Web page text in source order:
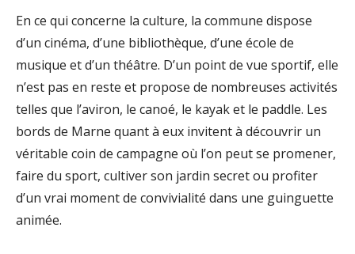
En ce qui concerne la culture, la commune dispose
d’un cinéma, d’une bibliothèque, d’une école de
musique et d’un théâtre. D’un point de vue sportif, elle
n’est pas en reste et propose de nombreuses activités
telles que l’aviron, le canoé, le kayak et le paddle. Les
bords de Marne quant à eux invitent à découvrir un
véritable coin de campagne où l’on peut se promener,
faire du sport, cultiver son jardin secret ou profiter
d’un vrai moment de convivialité dans une guinguette
animée.